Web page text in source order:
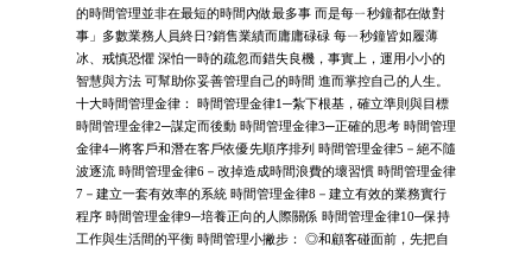
的時間管理並非在最短的時間內做最多事 而是每ㄧ秒鐘都在做對
事」多數業務人員終日?銷售業績而庸庸碌碌 每ㄧ秒鐘皆如履薄
冰、戒慎恐懼 深怕一時的疏忽而錯失良機，事實上，運用小小的
智慧與方法 可幫助你妥善管理自己的時間 進而掌控自己的人生。
十大時間管理金律： 時間管理金律1─紮下根基，確立準則與目標
時間管理金律2─謀定而後動 時間管理金律3─正確的思考 時間管理
金律4─將客戶和潛在客戶依優先順序排列 時間管理金律5－絕不隨
波逐流 時間管理金律6－改掉造成時間浪費的壞習慣 時間管理金律
7－建立一套有效率的系統 時間管理金律8－建立有效的業務實行
程序 時間管理金律9─培養正向的人際關係 時間管理金律10─保持
工作與生活間的平衡 時間管理小撇步： ◎和顧客碰面前，先把自